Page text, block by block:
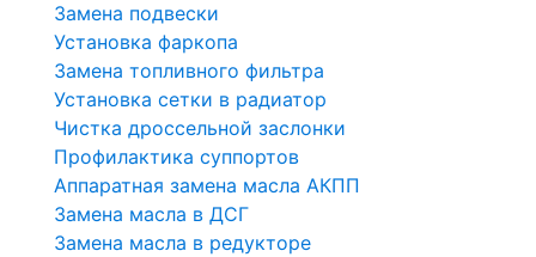
Замена подвески
Установка фаркопа
Замена топливного фильтра
Установка сетки в радиатор
Чистка дроссельной заслонки
Профилактика суппортов
Аппаратная замена масла АКПП
Замена масла в ДСГ
Замена масла в редукторе